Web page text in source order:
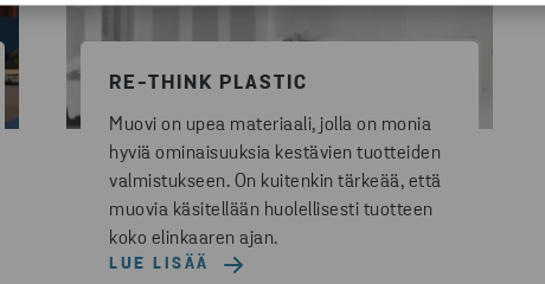
RE-THINK PLASTIC
Muovi on upea materiaali, jolla on monia
hyviä ominaisuuksia kestävien tuotteiden
valmistukseen. On kuitenkin tärkeää, että
muovia käsitellään huolellisesti tuotteen
koko elinkaaren ajan.
LUE LISÄÄ